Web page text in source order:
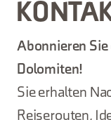
Abonnieren
Dolomiten!
Sie erhalten
Reiserouten,